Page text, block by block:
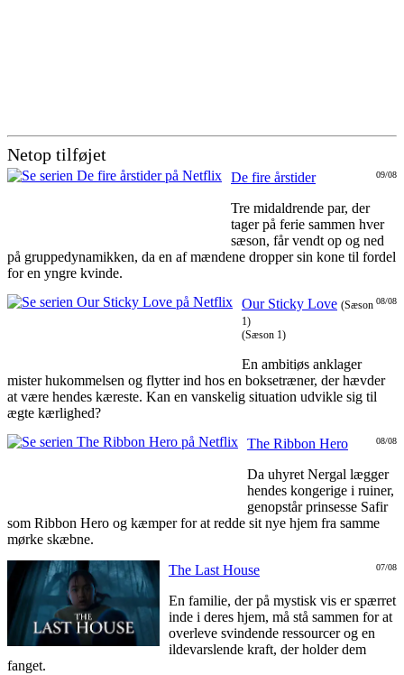
Netop tilføjet
09/08
De fire årstider
Tre midaldrende par, der
tager på ferie sammen hver
sæson, får vendt op og ned
på gruppedynamikken, da en af mændene dropper sin kone til fordel
for en yngre kvinde.
08/08
Our Sticky Love (Sæson
1)
(Sæson 1)
En ambitiøs anklager
mister hukommelsen og flytter ind hos en boksetræner, der hævder
at være hendes kæreste. Kan en vanskelig situation udvikle sig til
ægte kærlighed?
08/08
The Ribbon Hero
Da uhyret Nergal lægger
hendes kongerige i ruiner,
genopstår prinsesse Safir
som Ribbon Hero og kæmper for at redde sit nye hjem fra samme
mørke skæbne.
07/08
The Last House
En familie, der på mystisk vis er spærret
inde i deres hjem, må stå sammen for at
overleve svindende ressourcer og en
ildevarslende kraft, der holder dem
fanget.